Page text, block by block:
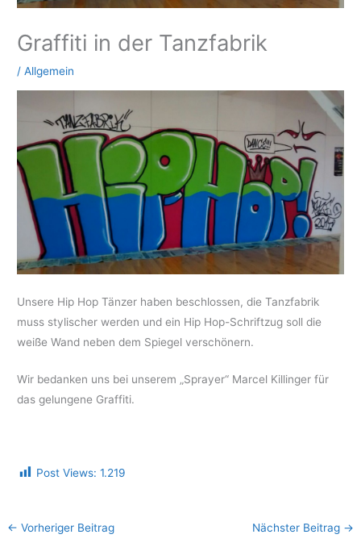
Graffiti in der Tanzfabrik
/Allgemein
Unsere Hip Hop Tänzer haben beschlossen, die Tanzfabrik
muss stylischer werden und ein Hip Hop-Schriftzug soll die
weiße Wand neben dem Spiegel verschönern.
Wir bedanken uns bei unserem „Sprayer“ Marcel Killinger für
das gelungene Graffiti.
Post Views: 1.219
← Vorheriger Beitrag Nächster Beitrag →